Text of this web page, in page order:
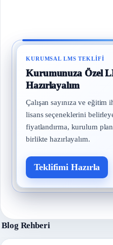
KURUMSAL LMS TEKLIFI
Kurumunuza Özel
Hazırlayalım
Çalışan sayınıza ve eğitim
lisans seçeneklerini
fiyatlandırma, kurulum
birlikte hazırlayalım.
Teklifimi Hazırla
Blog Rehberi